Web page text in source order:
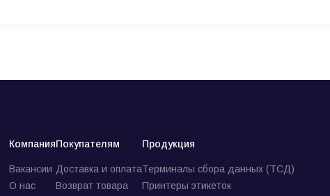
Компания
Вакансии
О нас
Покупателям
Доставка и оплата
Возврат товара
Продукция
Терминалы сбора данных (ТСД)
Принтеры этикеток